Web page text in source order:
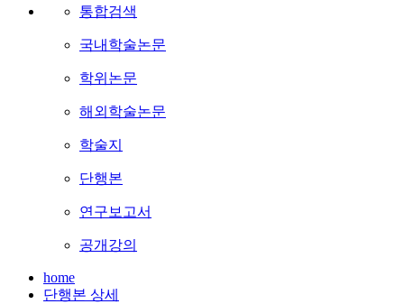
통합검색
국내학술논문
학위논문
해외학술논문
학술지
단행본
연구보고서
공개강의
home
단행본 상세